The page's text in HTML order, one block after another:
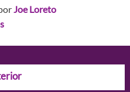
Joe Loreto